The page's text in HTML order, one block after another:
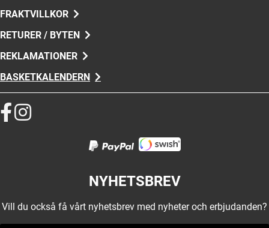
FRAKTVILLKOR
RETURER / BYTEN
REKLAMATIONER
BASKETKALENDERN
NYHETSBREV
Vill du också få vårt nyhetsbrev med nyheter och erbjudanden?